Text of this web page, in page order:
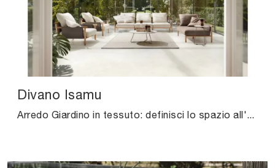
Divano Isamu
Arredo Giardino in tessuto: definisci lo spazio all'aperto con tante opzioni di poltroncine da giardino della firma Ditre Italia.